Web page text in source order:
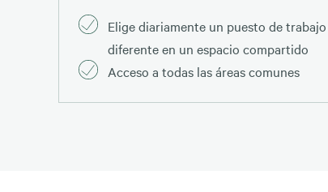
Elige diariamente un puesto de trabajo
diferente en un espacio compartido
Acceso a todas las áreas comunes